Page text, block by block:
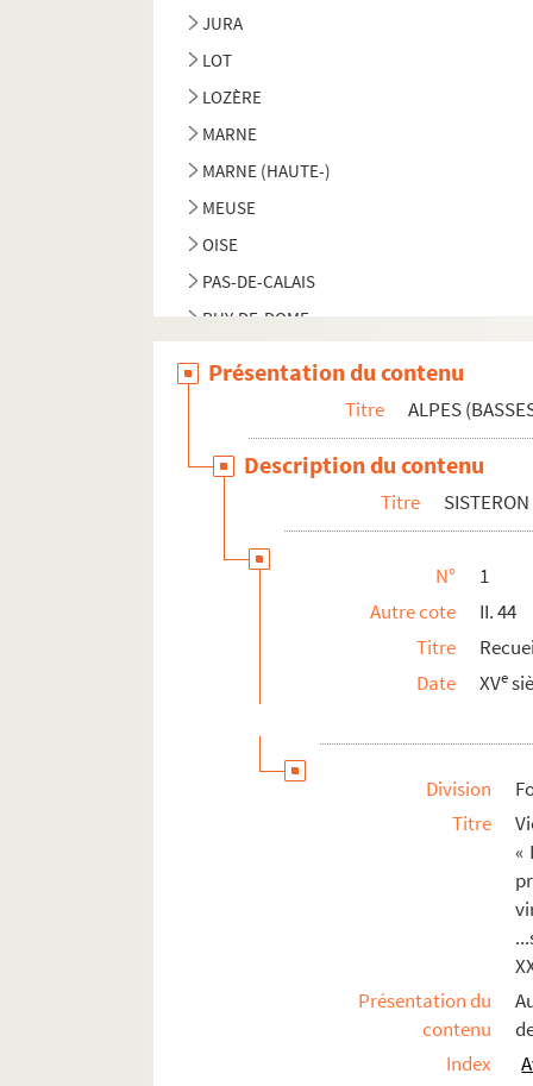
JURA
LOT
LOZÈRE
MARNE
MARNE (HAUTE-)
MEUSE
OISE
PAS-DE-CALAIS
PUY-DE-DOME
SEINE-INFÉRIEURE
VIENNE (HAUTE-)
YONNE
Présentation du contenu
Titre ALPES
Description du contenu
Titre SISTERON
N°
1
Autre cote
II. 44
Titre
Date
XVe
Division
Titre
«
Présentation du
contenu
Index